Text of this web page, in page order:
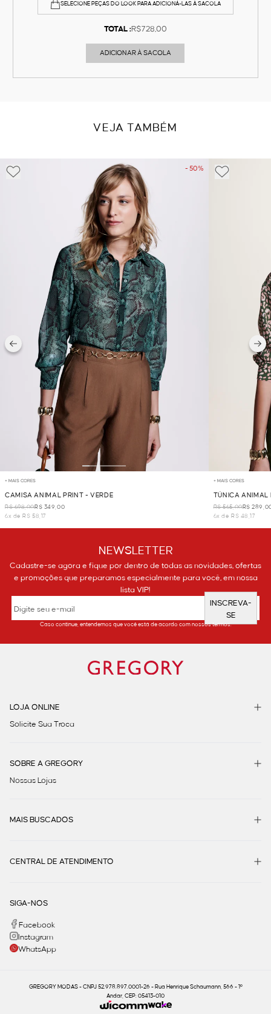
SELECIONE PEÇAS DO LOOK PARA ADICIONÁ-LAS À SACOLA
TOTAL :R$728,00
ADICIONAR À SACOLA
VEJA TAMBÉM
- 50%
+ MAIS CORES
CAMISA ANIMAL PRINT - VERDE
R$ 698,00R$ 349,00
6x de R$ 58,17
+ MAIS CORES
TÚNICA ANIMAL
R$ 565,00R$
6x de R$ 48,17
NEWSLETTER
Cadastre-se agora e fique por dentro de todas as novidades, ofertas
e promoções que preparamos especialmente para você, em nossa
lista VIP!
INSCREVA-
SE
Caso continue, entendemos que você está de acordo com nossos termos.
LOJA ONLINE
Solicite Sua Troca
SOBRE A GREGORY
Nossas Lojas
MAIS BUSCADOS
CENTRAL DE ATENDIMENTO
SIGA-NOS
Facebook
Instagram
WhatsApp
GREGORY MODAS - CNPJ 52.978.897.0001-26 - Rua Henrique Schaumann, 566 - 1º
Andar, CEP: 05413-010